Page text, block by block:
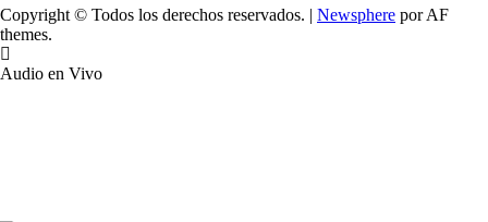
Copyright © Todos los derechos reservados. | Newsphere por AF
themes.
Audio en Vivo